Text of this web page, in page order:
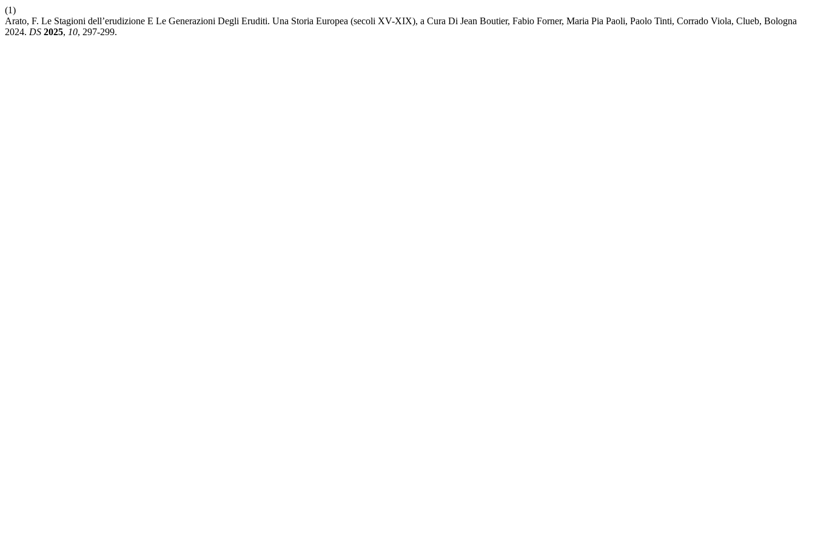
(1)
Arato, F. Le Stagioni dell’erudizione E Le Generazioni Degli Eruditi. Una Storia Europea (secoli XV-XIX), a Cura Di Jean Boutier, Fabio Forner, Maria Pia Paoli, Paolo Tinti, Corrado Viola, Clueb, Bologna
2024. DS 2025, 10, 297-299.